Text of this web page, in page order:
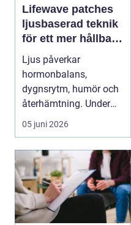
Lifewave patches
ljusbaserad teknik
för ett mer hållbart
välbefinnande
Ljus påverkar
hormonbalans,
dygnsrytm, humör och
återhämtning. Under
senare år har en ny typ
av prod...
05 juni 2026